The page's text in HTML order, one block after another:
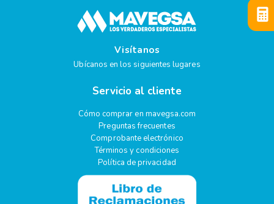
Visítanos
Ubícanos en los siguientes lugares
Servicio al cliente
Cómo comprar en mavegsa.com
Preguntas frecuentes
Comprobante electrónico
Términos y condiciones
Política de privacidad